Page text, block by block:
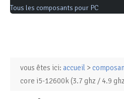
Tous les composants pour PC
Ordinateurs &
vous êtes ici: accueil >
core i5-12600k (3.7 ghz / 4.9